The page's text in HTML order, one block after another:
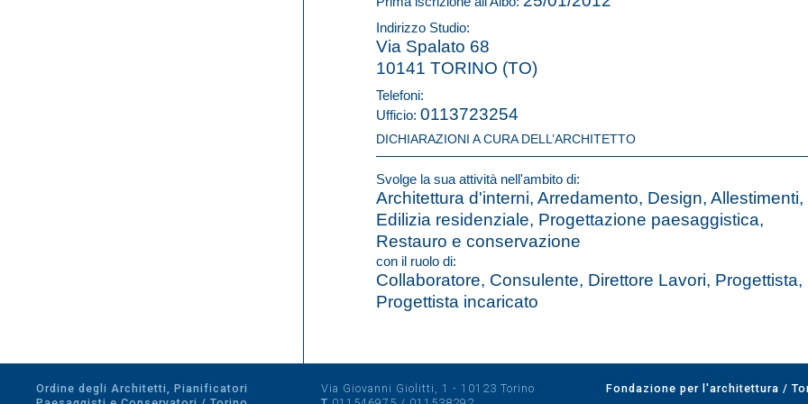
Indirizzo Studio:
Via Spalato 68
10141 TORINO (TO)
Telefoni:
Ufficio: 0113723254
DICHIARAZIONI A CURA DELL’ARCHITETTO
Svolge la sua attività nell'ambito di:
Architettura d'interni, Arredamento, Design, Allestimenti,
Edilizia residenziale, Progettazione paesaggistica,
Restauro e conservazione
con il ruolo di:
Collaboratore, Consulente, Direttore Lavori, Progettista,
Progettista incaricato
Ordine degli Architetti, Pianificatori
Via Giovanni Giolitti, 1 - 10123 Torino
Fondazione per l'architettura /